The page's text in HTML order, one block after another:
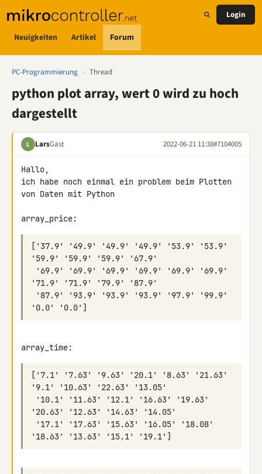
Neuigkeiten Artikel Forum
Login
PC-Programmierung › Thread
python plot array, wert 0 wird zu hoch
dargestellt
L LarsGast 2022-06-21 11:38#7104005
Hallo,
ich habe noch einmal ein problem beim Plotten
von Daten mit Python
array_price:
['37.9' '49.9' '49.9' '49.9' '53.9' '53.9'
array_time:
['7.1' '7.63' '9.63' '20.1' '8.63' '21.63'